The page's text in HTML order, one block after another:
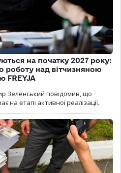
на початку 2027 року:
роботу над вітчизняною
FREYJA
Зеленський повідомив, що
на етапі активної реалізації.